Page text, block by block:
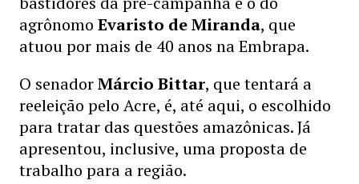
agrônomo Evaristo de Miranda, que
atuou por mais de 40 anos na Embrapa.
O senadorMárcio Bittar, que tentará a
reeleição pelo Acre, é, até aqui, o escolhido
para tratar das questões amazônicas. Já
apresentou, inclusive, uma proposta de
trabalho para a região.